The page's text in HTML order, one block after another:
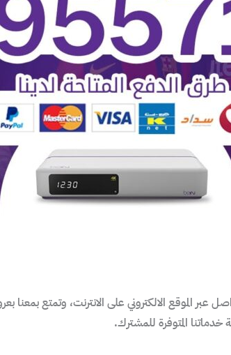
الموقع الالكتروني على الانترنت، وتمتع بمعنا
خدماتنا المتوفرة للمشترك.